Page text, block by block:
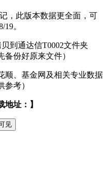
，此版本数据更全面，可
。
到通达信T0002文件夹
份好原来文件）
顺、基金网及相关专业数据
考）
地址：】